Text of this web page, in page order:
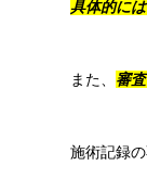
具体的に
また、 審
施術記録